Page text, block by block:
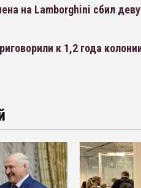
на Lamborghini сбил
к 1,2 года